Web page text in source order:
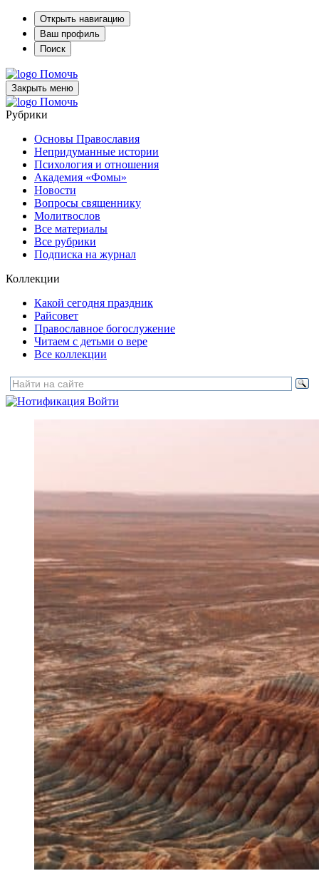
Открыть навигацию
Ваш профиль
Поиск
Помочь
Закрыть меню
Помочь
Рубрики
Основы Православия
Непридуманные истории
Психология и отношения
Академия «Фомы»
Новости
Вопросы священнику
Молитвослов
Все материалы
Все рубрики
Подписка на журнал
Коллекции
Какой сегодня праздник
Райсовет
Православное богослужение
Читаем с детьми о вере
Все коллекции
Войти